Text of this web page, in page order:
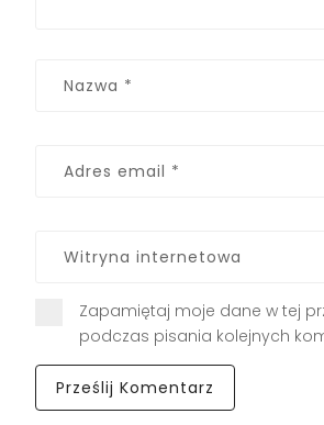
Zapamiętaj moje dane w tej
podczas pisania kolejnych